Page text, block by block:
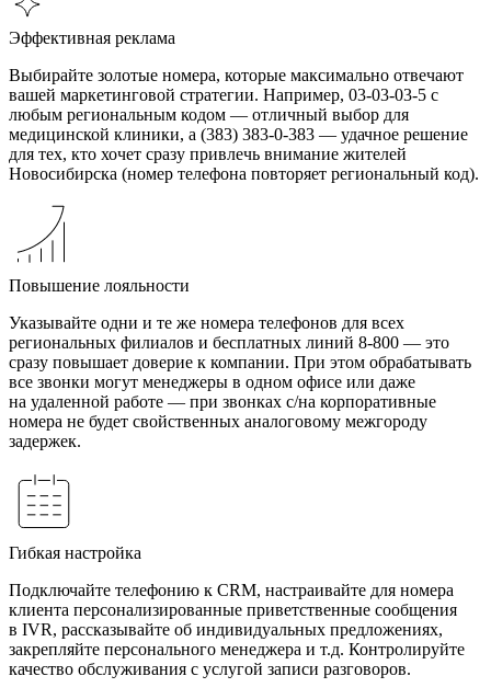
Эффективная реклама
Выбирайте золотые номера, которые максимально отвечают
вашей маркетинговой стратегии. Например, 03-03-03-5 с
любым региональным кодом — отличный выбор для
медицинской клиники, а (383) 383-0-383 — удачное решение
для тех, кто хочет сразу привлечь внимание жителей
Новосибирска (номер телефона повторяет региональный код).
Повышение лояльности
Указывайте одни и те же номера телефонов для всех
региональных филиалов и бесплатных линий 8-800 — это
сразу повышает доверие к компании. При этом обрабатывать
все звонки могут менеджеры в одном офисе или даже
на удаленной работе — при звонках с/на корпоративные
номера не будет свойственных аналоговому межгороду
задержек.
Гибкая настройка
Подключайте телефонию к CRM, настраивайте для номера
клиента персонализированные приветственные сообщения
в IVR, рассказывайте об индивидуальных предложениях,
закрепляйте персонального менеджера и т.д. Контролируйте
качество обслуживания с услугой записи разговоров.